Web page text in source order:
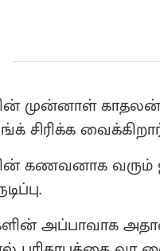
முன்னாள்
சிரிக்க
கணவனாக வரும்
அப்பாவாக